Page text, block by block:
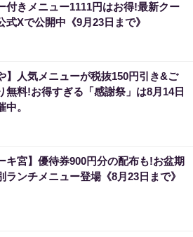
付きメニュー1111円はお得!最新クー
式Xで公開中《9月23日まで》
】人気メニューが税抜150円引き&ご
無料!お得すぎる「感謝祭」は8月14日
中。
キ宮】優待券900円分の配布も!お盆期
ランチメニュー登場《8月23日まで》